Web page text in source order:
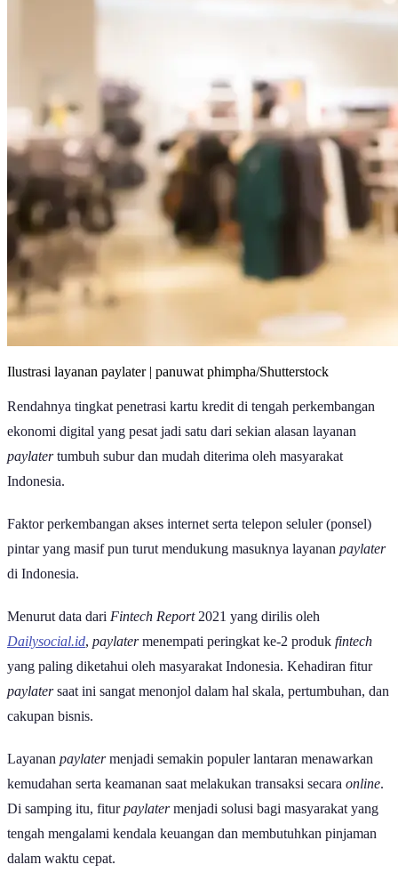
Ilustrasi layanan paylater | panuwat phimpha/Shutterstock
Rendahnya tingkat penetrasi kartu kredit di tengah perkembangan
ekonomi digital yang pesat jadi satu dari sekian alasan layanan
paylatertumbuh subur dan mudah diterima oleh masyarakat
Indonesia.
Faktor perkembangan akses internet serta telepon seluler (ponsel)
pintar yang masif pun turut mendukung masuknya layanan paylater
di Indonesia.
Menurut data dari Fintech Report 2021 yang dirilis oleh
Dailysocial.id, paylatermenempati peringkat ke-2 produk fintech
yang paling diketahui oleh masyarakat Indonesia. Kehadiran fitur
paylatersaat ini sangat menonjol dalam hal skala, pertumbuhan, dan
cakupan bisnis.
Layanan paylatermenjadi semakin populer lantaran menawarkan
kemudahan serta keamanan saat melakukan transaksi secara online.
Di samping itu, fiturpaylatermenjadi solusi bagi masyarakat yang
tengah mengalami kendala keuangan dan membutuhkan pinjaman
dalam waktu cepat.